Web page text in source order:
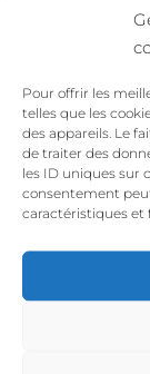
Pour offrir les
telles que les
des appareils. Le
de traiter des
les ID uniques sur
consentement
caractéristiques et
Soyez le
“Collier
Votre
Les
*
Votre avis*